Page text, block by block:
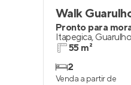
Walk
Pronto para
Itapegica,
55 m²
2
Venda a partir de